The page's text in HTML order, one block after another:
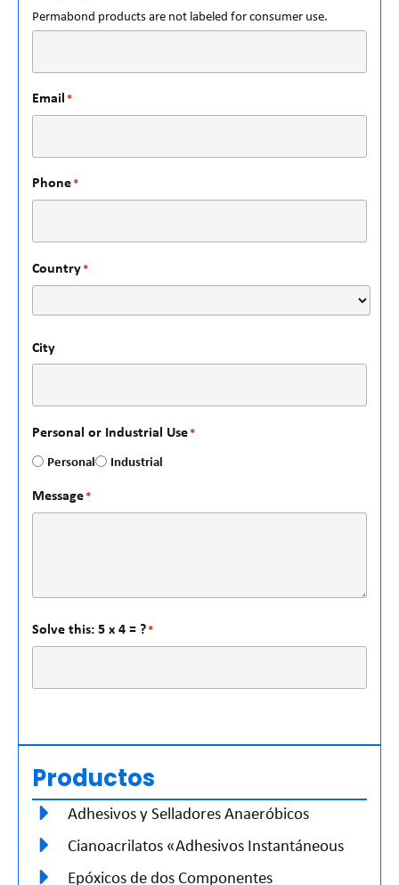
Permabond products are not labeled for consumer use.
Email *
Phone*
Country*
City
Personal or Industrial Use*
Personal Industrial
Message*
Solve this: 5 x 4 = ?*
Productos
Adhesivos y Selladores Anaeróbicos
Cianoacrilatos «Adhesivos Instantáneous
Epóxicos de dos Componentes